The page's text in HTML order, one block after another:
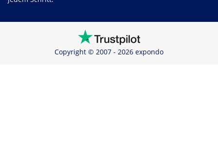
Copyright © 2007 - 2026 expondo